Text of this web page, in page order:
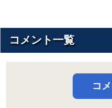
コメント一覧
コ